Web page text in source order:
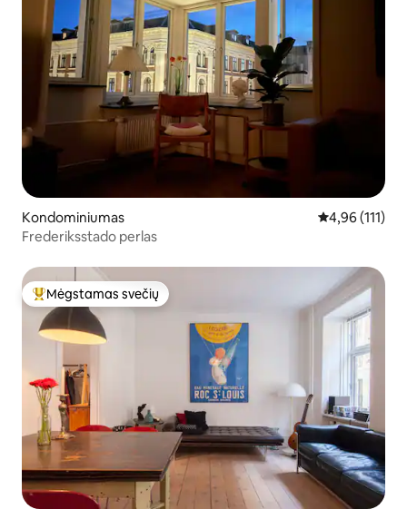
Kondominiumas Vidutinis
4,96 (111)
Frederiksstado perlas
Svečių mėgstamiausias
Mėgstamas svečių